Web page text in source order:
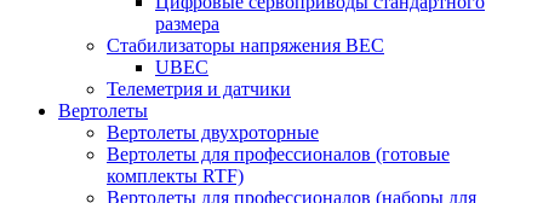
размера
Стабилизаторы напряжения BEC
UBEC
Телеметрия и датчики
Вертолеты
Вертолеты двухроторные
Вертолеты для профессионалов (готовые
комплекты RTF)
Вертолеты для профессионалов (наборы для